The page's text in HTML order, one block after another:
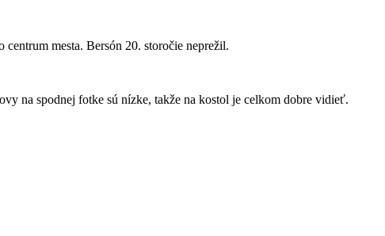
mesta. Bersón 20. storočie neprežil.
na spodnej fotke sú nízke, takže na kostol je celkom dobre vidieť.